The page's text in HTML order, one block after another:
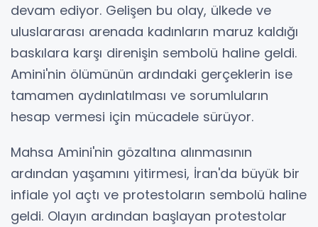
devam ediyor. Gelişen bu olay, ülkede ve
uluslararası arenada kadınların maruz kaldığı
baskılara karşı direnişin sembolü haline geldi.
Amini'nin ölümünün ardındaki gerçeklerin ise
tamamen aydınlatılması ve sorumluların
hesap vermesi için mücadele sürüyor.
Mahsa Amini'nin gözaltına alınmasının
ardından yaşamını yitirmesi, İran'da büyük bir
infiale yol açtı ve protestoların sembolü haline
geldi. Olayın ardından başlayan protestolar